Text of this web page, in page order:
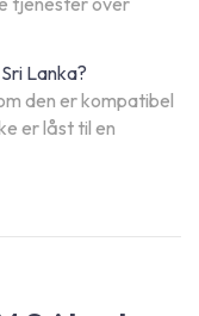
Lanka?
den er kompatibel
er låst til en